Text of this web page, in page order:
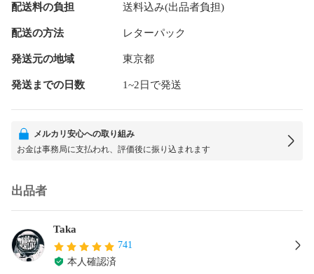
配送料の負担 送料込み(出品者負担)
配送の方法 レターパック
発送元の地域 東京都
発送までの日数 1~2日で発送
メルカリ安心への取り組み
お金は事務局に支払われ、評価後に振り込まれます
出品者
Taka
741
本人確認済